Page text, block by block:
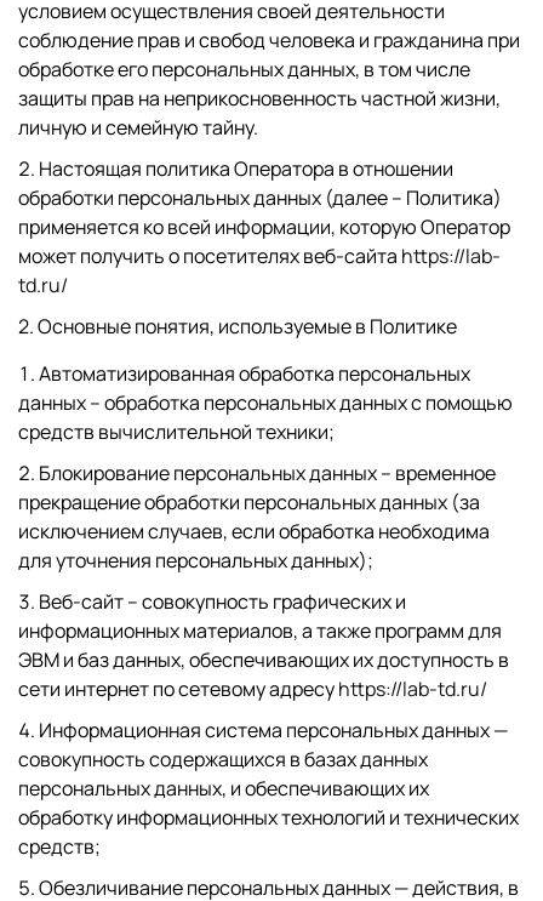
условием осуществления своей деятельности
соблюдение прав и свобод человека и гражданина при
обработке его персональных данных, в том числе
защиты прав на неприкосновенность частной жизни,
личную и семейную тайну.
Настоящая политика Оператора в отношении
обработки персональных данных (далее – Политика)
применяется ко всей информации, которую Оператор
может получить о посетителях веб-сайта https://lab-
td.ru/
2. Основные понятия, используемые в Политике
Автоматизированная обработка персональных
данных – обработка персональных данных с помощью
средств вычислительной техники;
Блокирование персональных данных – временное
прекращение обработки персональных данных (за
исключением случаев, если обработка необходима
для уточнения персональных данных);
Веб-сайт – совокупность графических и
информационных материалов, а также программ для
ЭВМ и баз данных, обеспечивающих их доступность в
сети интернет по сетевому адресуhttps://lab-td.ru/
Информационная система персональных данных —
совокупность содержащихся в базах данных
персональных данных, и обеспечивающих их
обработку информационных технологий и технических
средств;
Обезличивание персональных данных — действия, в